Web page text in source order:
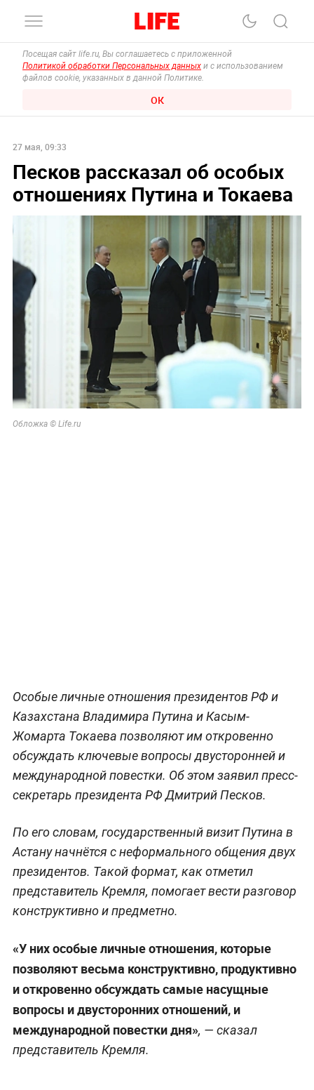
Посещая сайт life.ru, Вы соглашаетесь с приложенной
Политикой обработки Персональных данных и с использованием
файлов cookie, указанных в данной Политике.
ОК
27 мая, 09:33
Песков рассказал об особых
отношениях Путина и Токаева
Обложка © Life.ru
Особые личные отношения президентов РФ и
Казахстана Владимира Путина и Касым-
Жомарта Токаева позволяют им откровенно
обсуждать ключевые вопросы двусторонней и
международной повестки. Об этом заявил пресс-
секретарь президента РФ Дмитрий Песков.
По его словам, государственный визит Путина в
Астану начнётся с неформального общения двух
президентов. Такой формат, как отметил
представитель Кремля, помогает вести разговор
конструктивно и предметно.
«У них особые личные отношения, которые
позволяют весьма конструктивно, продуктивно
и откровенно обсуждать самые насущные
вопросы и двусторонних отношений, и
международной повестки дня», — сказал
представитель Кремля.